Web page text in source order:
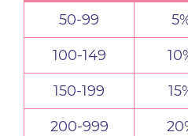
50-99
100-149
150-199
200-999